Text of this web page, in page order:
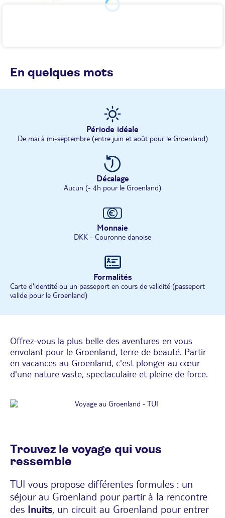
En quelques mots
Période idéale
De mai à mi-septembre (entre juin et août pour le Groenland)
Décalage
Aucun (- 4h pour le Groenland)
Monnaie
DKK - Couronne danoise
Formalités
Carte d'identité ou un passeport en cours de validité (passeport
valide pour le Groenland)
Offrez-vous la plus belle des aventures en vous
envolant pour le Groenland, terre de beauté. Partir
en vacances au Groenland, c'est plonger au cœur
d'une nature vaste, spectaculaire et pleine de force.
Trouvez le voyage qui vous
ressemble
TUI vous propose différentes formules : un
séjour au Groenland pour partir à la rencontre
des Inuits, un circuit au Groenland pour entrer